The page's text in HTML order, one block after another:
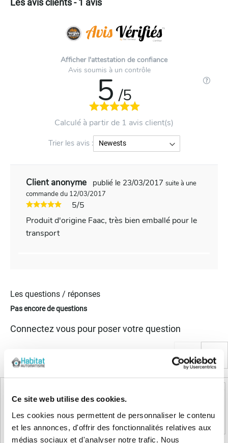
Ce site web utilise des cookies.
Les cookies nous permettent de personnaliser le contenu
et les annonces, d'offrir des fonctionnalités relatives aux
médias sociaux et d'analyser notre trafic. Nous
Afficher l'attestation de confiance
Avis soumis à un contrôle
5/5
Calculé à partir de 1 avis client(s)
Trier les avis :
Client anonyme publié le 23/03/2017 suite à une
commande du 12/03/2017
5/5
Produit d'origine Faac, très bien emballé pour le
transport
Les questions / réponses
Pas encore de questions
Connectez vous pour poser votre question
Produits complémentaires